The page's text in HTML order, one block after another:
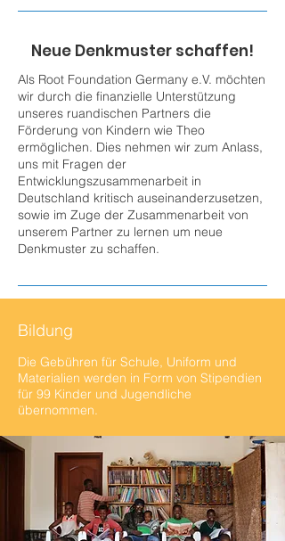
Neue Denkmuster schaffen!
Als Root Foundation Germany e.V. möchten
wir durch die finanzielle Unterstützung
unseres ruandischen Partners die
Förderung von Kindern wie Theo
ermöglichen. Dies nehmen wir zum Anlass,
uns mit Fragen der
Entwicklungszusammenarbeit in
Deutschland kritisch auseinanderzusetzen,
sowie im Zuge der Zusammenarbeit von
unserem Partner zu lernen um neue
Denkmuster zu schaffen.
Bildung
Die Gebühren für Schule, Uniform und
Materialien werden in Form von Stipendien
für 99 Kinder und Jugendliche
übernommen.